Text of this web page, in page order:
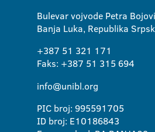
Bulevar vojvode Petra
Banja Luka, Republika
+387 51 321 171
Faks: +387 51 315 694
info@unibl.org
PIC broj: 995591705
ID broj: E10186843